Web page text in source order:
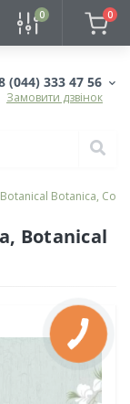
0 0
(044) 333 47 56
Замовити дзвінок
Botanica, Cole
Botanical